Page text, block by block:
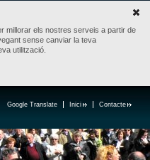
millorar els nostres serveis a partir de
sense canviar la teva
utilització.
Contacte
Inici
Google Translate